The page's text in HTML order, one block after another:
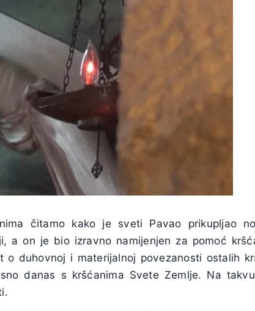
čitamo kako je sveti Pavao prikupljao
a on je bio izravno namijenjen za pomoć
o duhovnoj i materijalnoj povezanosti ostalih
danas s kršćanima Svete Zemlje. Na